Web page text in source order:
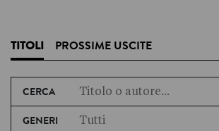
TITOLI PROSSIME USCITE
CERCA
GENERI